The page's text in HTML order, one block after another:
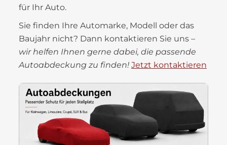
für Ihr Auto.
Sie finden Ihre Automarke, Modell oder das
Baujahr nicht? Dann kontaktieren Sie uns –
wir helfen Ihnen gerne dabei, die passende
Autoabdeckung zu finden! Jetzt kontaktieren